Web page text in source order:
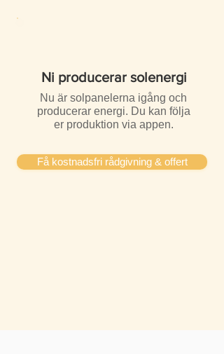
Ni producerar solenergi
Nu är solpanelerna igång och
producerar energi. Du kan följa
er produktion via appen.
Få kostnadsfri rådgivning & offert